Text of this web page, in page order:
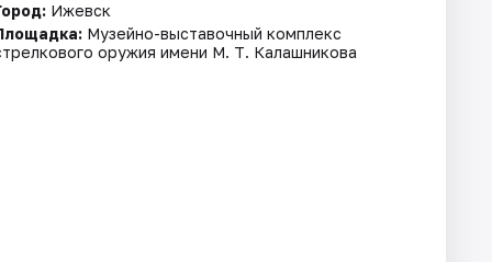
Ижевск
Музейно-выставочный комплекс
оружия имени М. Т. Калашникова